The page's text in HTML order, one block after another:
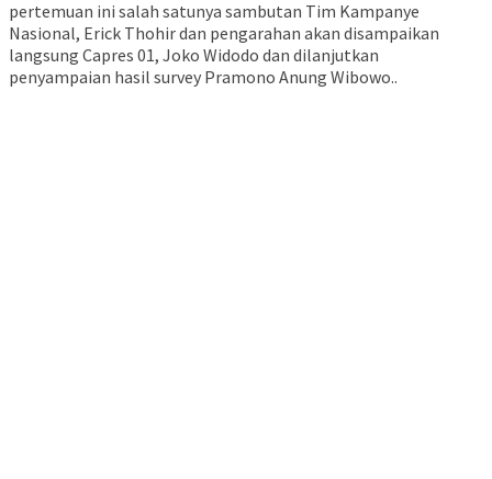
pertemuan ini salah satunya sambutan Tim Kampanye
Nasional, Erick Thohir dan pengarahan akan disampaikan
langsung Capres 01, Joko Widodo dan dilanjutkan
penyampaian hasil survey Pramono Anung Wibowo..